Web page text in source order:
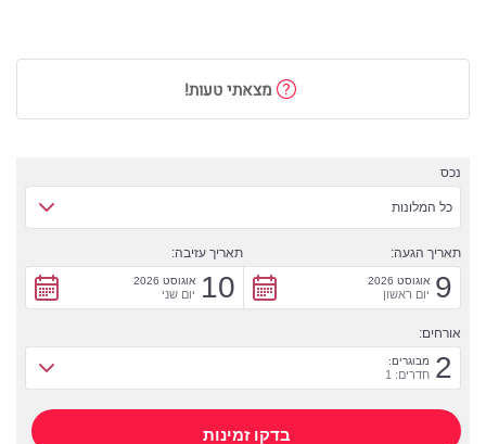
מצאתי טעות!
נכס
כל המלונות
תאריך הגעה:
9 אוגוסט 2026
יום ראשון
תאריך עזיבה:
10 אוגוסט 2026
יום שני
אורחים:
2 מבוגרים:
חדרים: 1